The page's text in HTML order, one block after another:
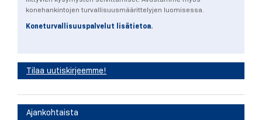
konehankintojen turvallisuusmäärittelyjen luomisessa.
Koneturvallisuuspalvelut lisätietoa.
Tilaa uutiskirjeemme!
Ajankohtaista